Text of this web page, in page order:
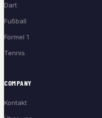
Dart
Fußball
Formel 1
Tennis
COMPANY
Kontakt